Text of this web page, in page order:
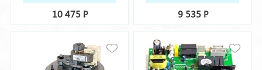
10 475Р 9 535Р